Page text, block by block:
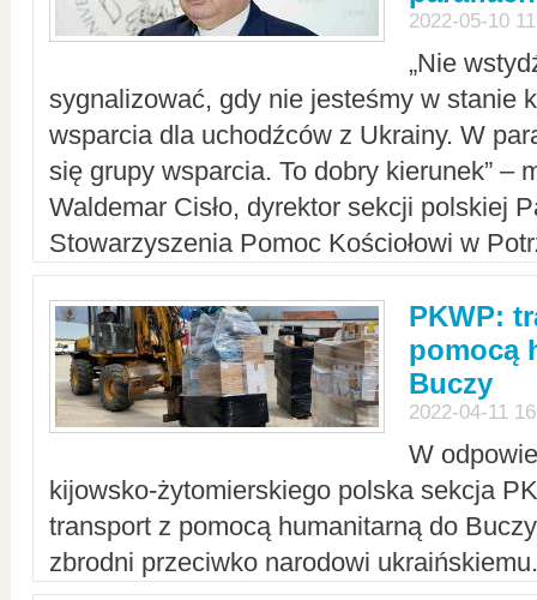
2022-05-10
„Nie
sygnalizować, gdy nie jesteśmy w stanie
wsparcia dla uchodźców z Ukrainy. W
się grupy wsparcia. To dobry kierunek” –
Waldemar Cisło, dyrektor sekcji polskiej
Stowarzyszenia Pomoc Kościołowi w
PKWP:
pomocą
Buczy
2022-04-11
W
kijowsko-żytomierskiego polska sekcja
transport z pomocą humanitarną do
zbrodni przeciwko narodowi